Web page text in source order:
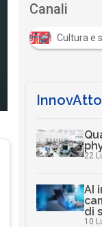
Canali
Cultura e
22
AI
di
10